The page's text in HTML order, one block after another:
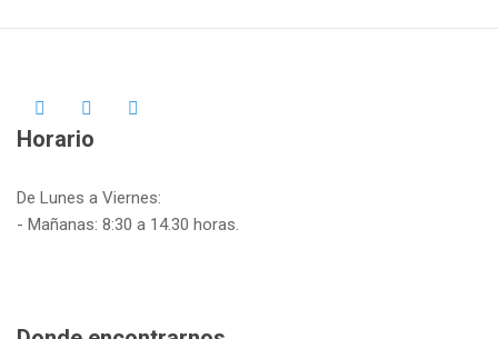
Horario
De Lunes a Viernes:
- Mañanas: 8:30 a 14.30 horas.